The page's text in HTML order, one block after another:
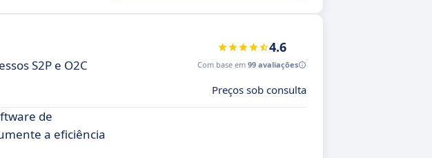
S2P e O2C
4.6
Com base em 99 avaliações
Preços sob consulta
de
a eficiência